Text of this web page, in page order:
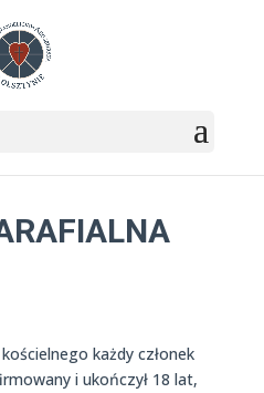
każdy członek
i ukończył 18 lat,